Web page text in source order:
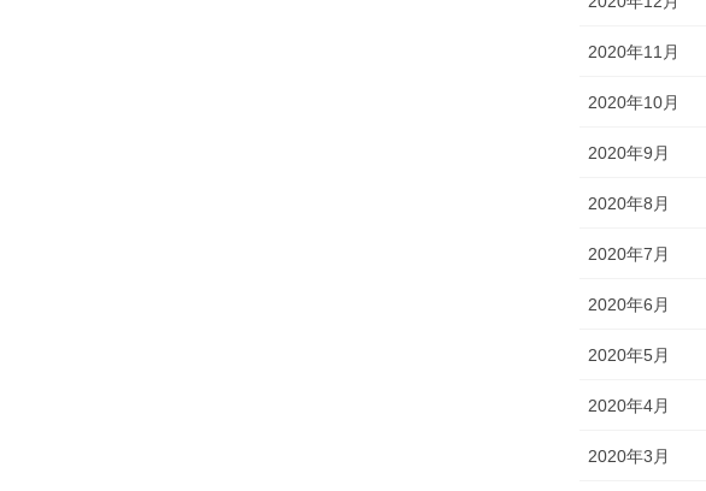
2020年11月
2020年10月
2020年9月
2020年8月
2020年7月
2020年6月
2020年5月
2020年4月
2020年3月